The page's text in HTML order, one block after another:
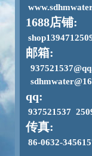
1688店铺:
邮箱:
qq:
937521537
传真:
86-0632-